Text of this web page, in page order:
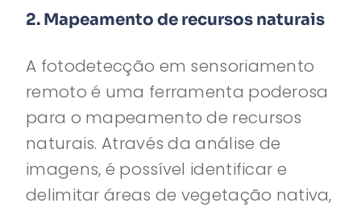
2. Mapeamento de recursos naturais
A fotodetecção em sensoriamento
remoto é uma ferramenta poderosa
para o mapeamento de recursos
naturais. Através da análise de
imagens, é possível identificar e
delimitar áreas de vegetação nativa,